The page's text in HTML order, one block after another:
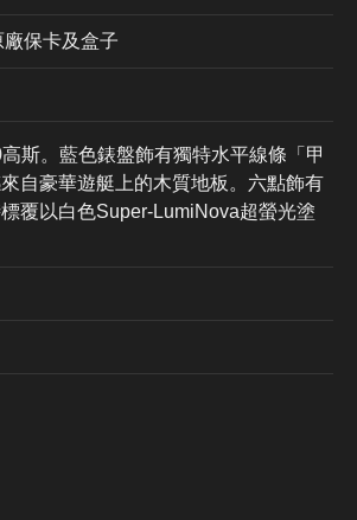
廠保卡及盒子
斯。藍色錶盤飾有獨特水平線條「甲
自豪華遊艇上的木質地板。六點飾有
覆以白色Super-LumiNova超螢光塗